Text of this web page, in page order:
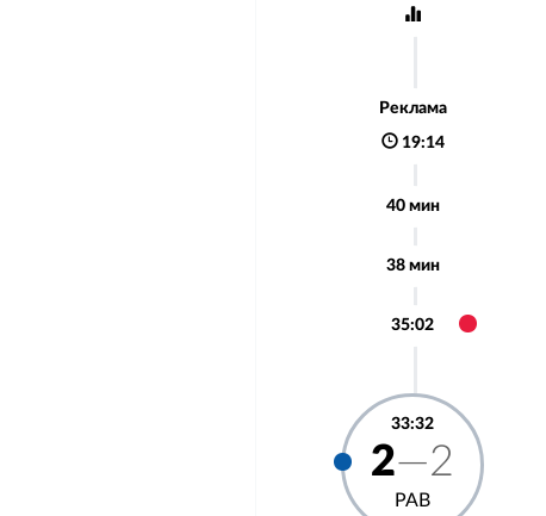
Реклама
19:14
40 мин
38 мин
35:02
33:32
2—2
РАВ